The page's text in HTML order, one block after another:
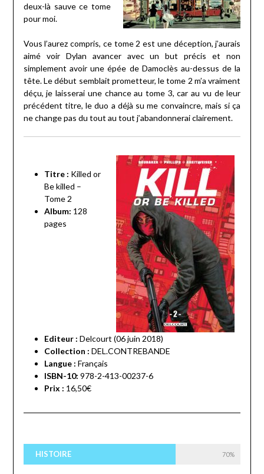
deux-là sauve ce tome
pour moi.
Vous l’aurez compris, ce tome 2 est une déception, j’aurais
aimé voir Dylan avancer avec un but précis et non
simplement avoir une épée de Damoclès au-dessus de la
tête. Le début semblait prometteur, le tome 2 m’a vraiment
déçu, je laisserai une chance au tome 3, car au vu de leur
précédent titre, le duo a déjà su me convaincre, mais si ça
ne change pas du tout au tout j’abandonnerai clairement.
Titre : Killed or
Be killed –
Tome 2
Album: 128
pages
Editeur : Delcourt (06 juin 2018)
Collection : DEL.CONTREBANDE
Langue : Français
ISBN-10: 978-2-413-00237-6
Prix : 16,50€
HISTOIRE 70%